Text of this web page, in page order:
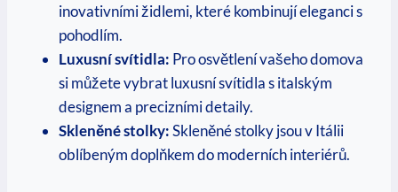
inovativními židlemi, které kombinují eleganci s
pohodlím.
Luxusní svítidla: Pro osvětlení vašeho domova
si můžete vybrat luxusní svítidla s italským
designem a precizními detaily.
Skleněné stolky:Skleněné stolky jsou v Itálii
oblíbeným doplňkem do moderních interiérů.